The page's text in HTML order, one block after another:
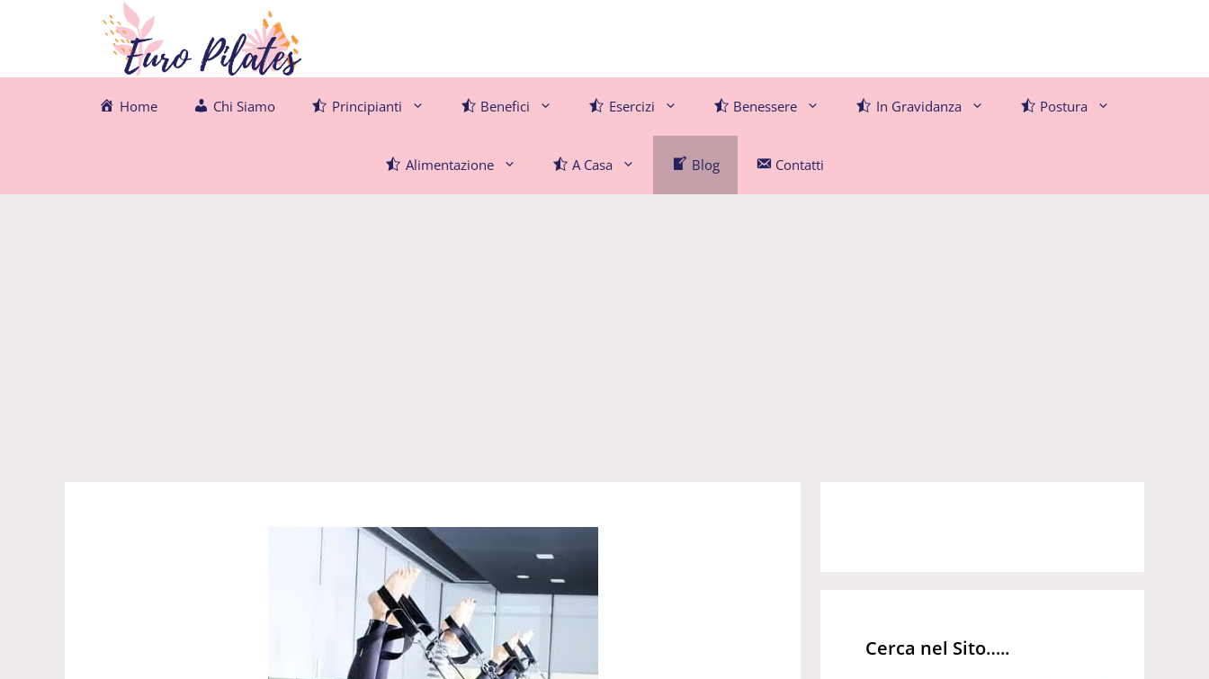
Home Chi Siamo Principianti Benefici Esercizi Benessere In Gravidanza Postura
Alimentazione A Casa Blog Contatti
Cerca nel Sito…..